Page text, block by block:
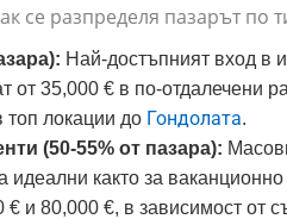
се разпределя пазарът по
Най-достъпният вход в
от 35,000 € в по-отдалечени
топ локации до Гондолата.
(50-55% от пазара):
идеални както за
и 80,000 €, в зависимост от